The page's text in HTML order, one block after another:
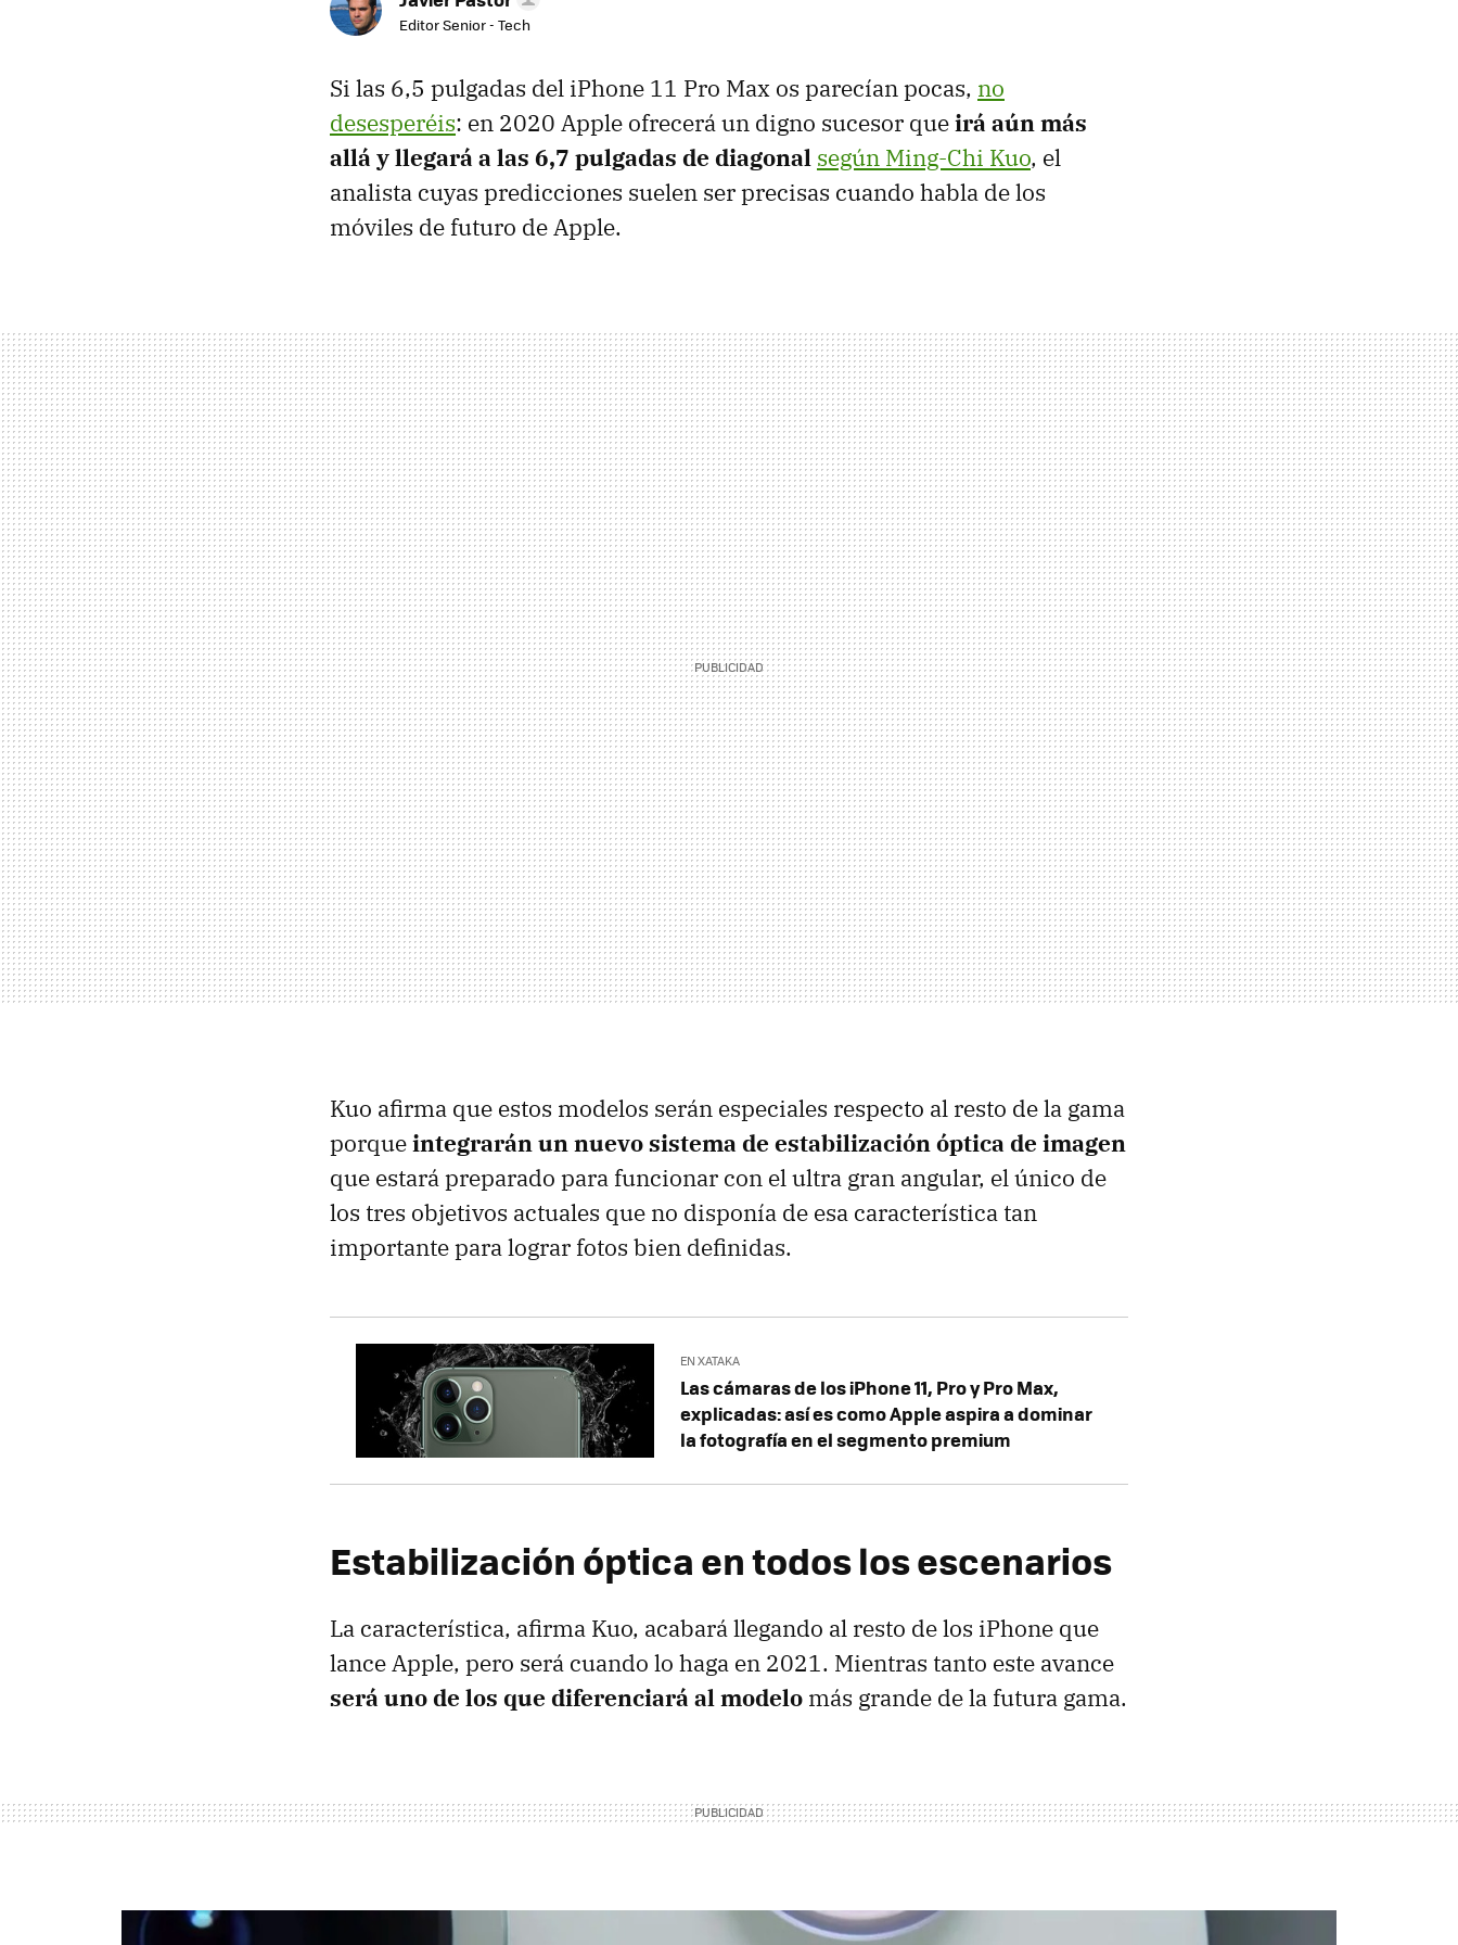
Editor Senior - Tech
Si las 6,5 pulgadas del iPhone 11 Pro Max os parecían pocas, no
desesperéis: en 2020 Apple ofrecerá un digno sucesor queirá aún más
allá y llegará a las 6,7 pulgadas de diagonal según Ming-Chi Kuo, el
analista cuyas predicciones suelen ser precisas cuando habla de los
móviles de futuro de Apple.
Kuo afirma que estos modelos serán especiales respecto al resto de la gama
porqueintegrarán un nuevo sistema de estabilización óptica de imagen
que estará preparado para funcionar con el ultra gran angular, el único de
los tres objetivos actuales que no disponía de esa característica tan
importante para lograr fotos bien definidas.
EN XATAKA
Las cámaras de los iPhone 11, Pro y Pro Max,
explicadas: así es como Apple aspira a dominar
la fotografía en el segmento premium
Estabilización óptica en todos los escenarios
La característica, afirma Kuo, acabará llegando al resto de los iPhone que
lance Apple, pero será cuando lo haga en 2021. Mientras tanto este avance
será uno de los que diferenciará al modelo más grande de la futura gama.